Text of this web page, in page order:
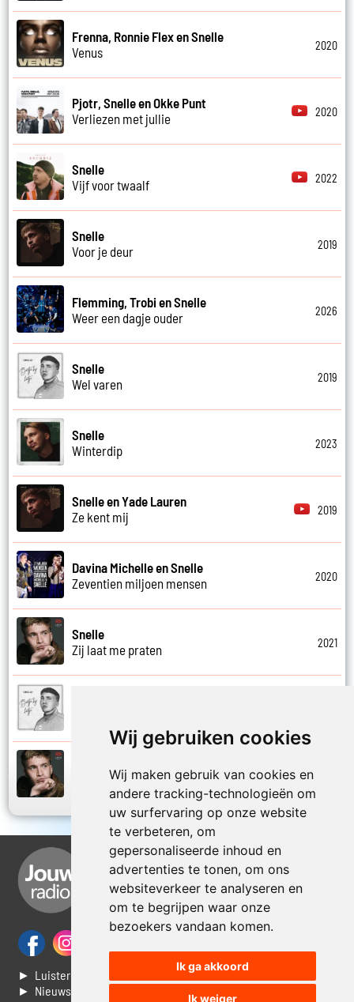
Wij gebruiken cookies
Wij maken gebruik van cookies en
andere tracking-technologieën om
uw surfervaring op onze website
te verbeteren, om
gepersonaliseerde inhoud en
advertenties te tonen, om ons
websiteverkeer te analyseren en
om te begrijpen waar onze
bezoekers vandaan komen.
Ik ga akkoord
Ik weiger
Frenna, Ronnie Flex en Snelle
Venus
2020
Pjotr, Snelle en Okke Punt
Verliezen met jullie
2020
Snelle
Vijf voor twaalf
2022
Snelle
Voor je deur
2019
Flemming, Trobi en Snelle
Weer een dagje ouder
2026
Snelle
Wel varen
2019
Snelle
Winterdip
2023
Snelle en Yade Lauren
Ze kent mij
2019
Davina Michelle en Snelle
Zeventien miljoen mensen
2020
Snelle
Zij laat me praten
2021
Zonder jas naar buiten
► Luisteren naar Jouwradio
► Nieuws